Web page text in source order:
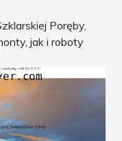
Poręby,
jak i roboty